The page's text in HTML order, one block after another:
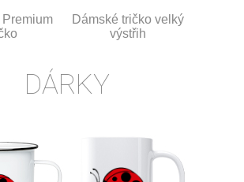
Premium
Dámské tričko velký
výstřih
DÁRKY